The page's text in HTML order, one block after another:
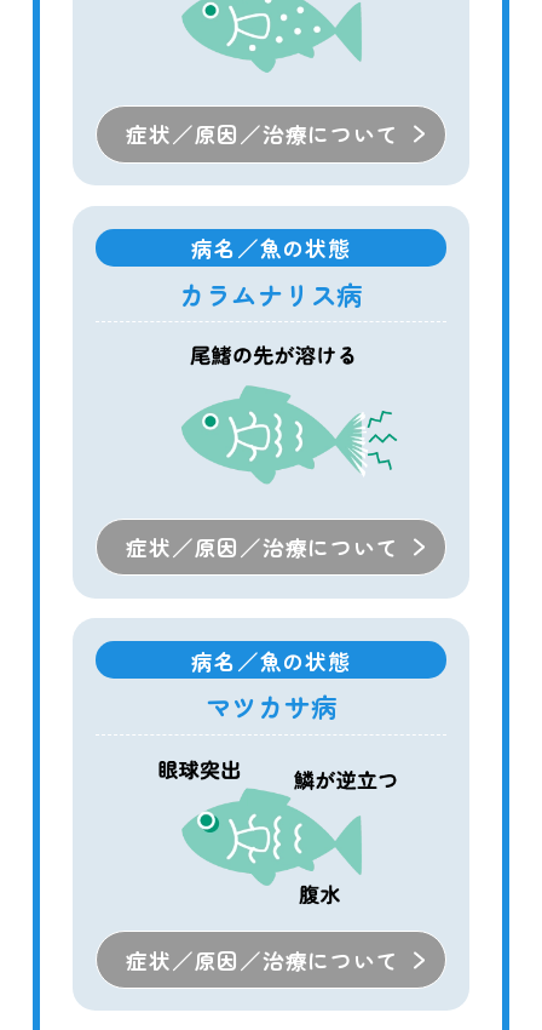
症状／原因／治療について
病名／魚の状態
カラムナリス病
症状／原因／治療について
病名／魚の状態
マツカサ病
症状／原因／治療について